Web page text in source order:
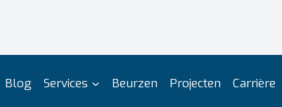
Blog Services Beurzen Projecten Carrière